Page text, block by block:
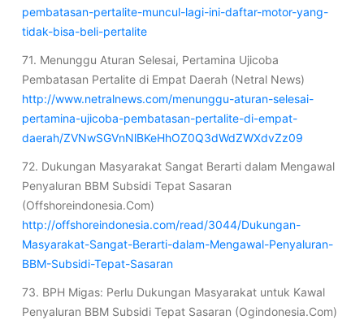
pembatasan-pertalite-muncul-lagi-ini-daftar-motor-yang-
tidak-bisa-beli-pertalite
71. Menunggu Aturan Selesai, Pertamina Ujicoba
Pembatasan Pertalite di Empat Daerah (Netral News)
http://www.netralnews.com/menunggu-aturan-selesai-
pertamina-ujicoba-pembatasan-pertalite-di-empat-
daerah/ZVNwSGVnNlBKeHhOZ0Q3dWdZWXdvZz09
72. Dukungan Masyarakat Sangat Berarti dalam Mengawal
Penyaluran BBM Subsidi Tepat Sasaran
(Offshoreindonesia.Com)
http://offshoreindonesia.com/read/3044/Dukungan-
Masyarakat-Sangat-Berarti-dalam-Mengawal-Penyaluran-
BBM-Subsidi-Tepat-Sasaran
73. BPH Migas: Perlu Dukungan Masyarakat untuk Kawal
Penyaluran BBM Subsidi Tepat Sasaran (Ogindonesia.Com)